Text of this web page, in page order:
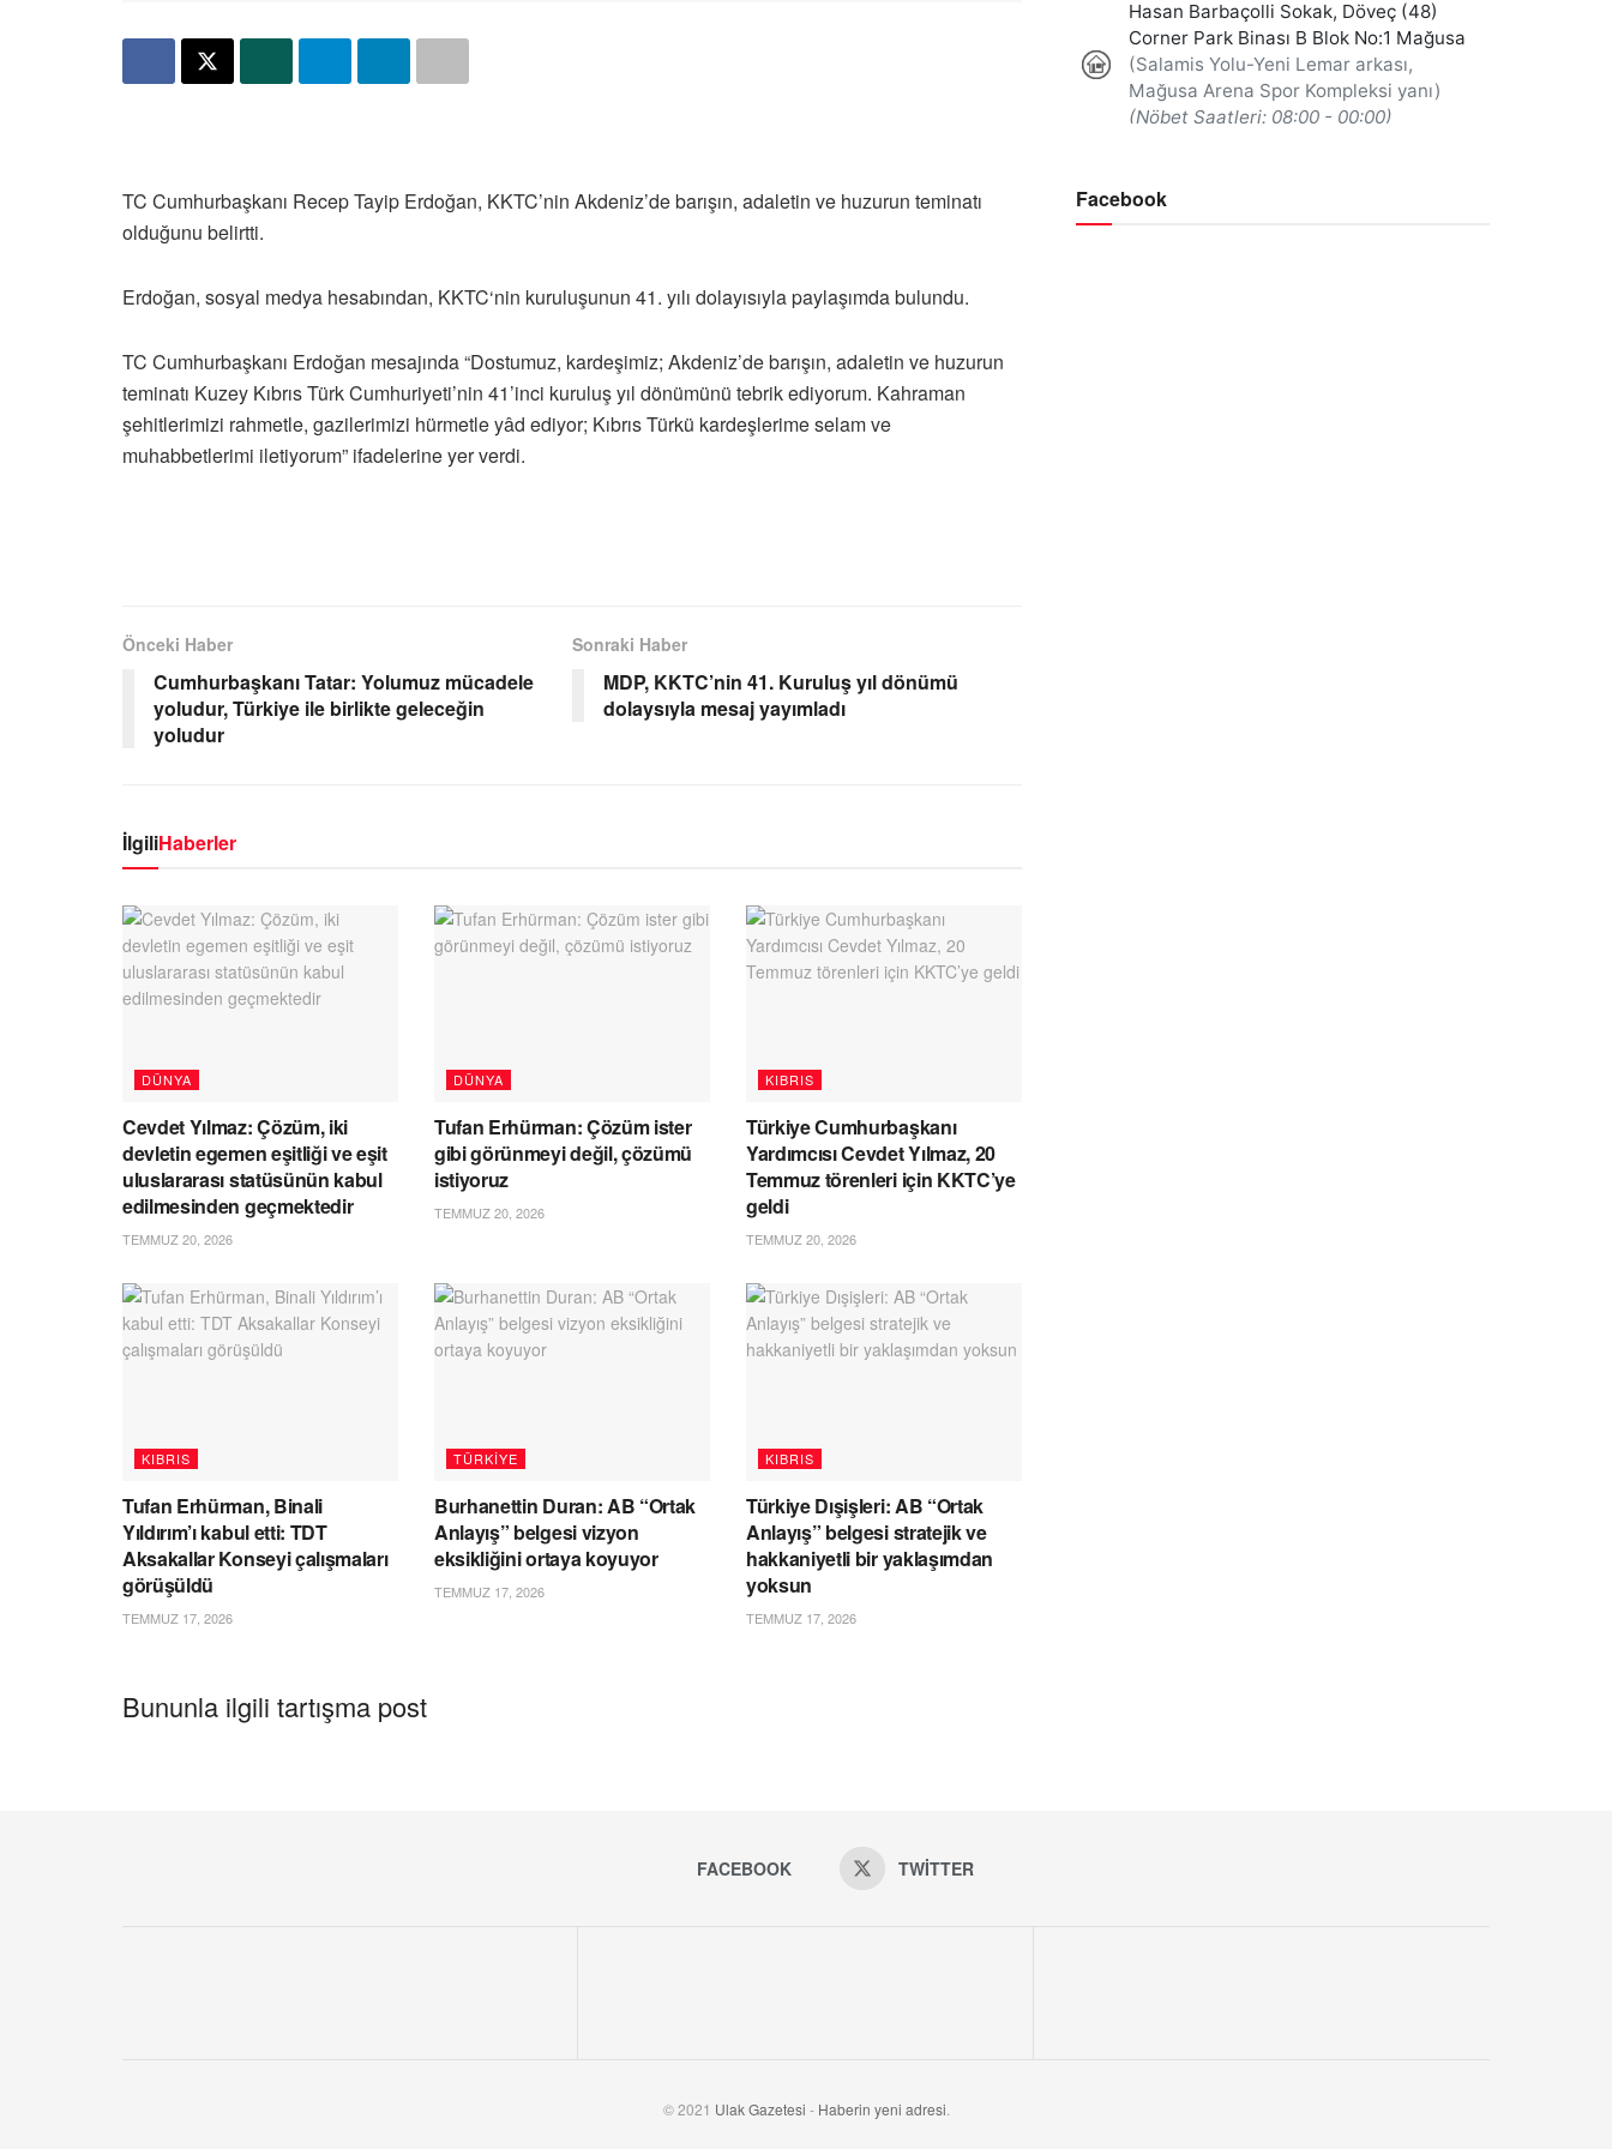
TC Cumhurbaşkanı Recep Tayip Erdoğan, KKTC’nin Akdeniz’de barışın, adaletin ve huzurun teminatı
olduğunu belirtti.
Erdoğan, sosyal medya hesabından, KKTC‘nin kuruluşunun 41. yılı dolayısıyla paylaşımda bulundu.
TC Cumhurbaşkanı Erdoğan mesajında “Dostumuz, kardeşimiz; Akdeniz’de barışın, adaletin ve huzurun
teminatı Kuzey Kıbrıs Türk Cumhuriyeti’nin 41’inci kuruluş yıl dönümünü tebrik ediyorum. Kahraman
şehitlerimizi rahmetle, gazilerimizi hürmetle yâd ediyor; Kıbrıs Türkü kardeşlerime selam ve
muhabbetlerimi iletiyorum” ifadelerine yer verdi.
Önceki Haber
Cumhurbaşkanı Tatar: Yolumuz mücadele
yoludur, Türkiye ile birlikte geleceğin
yoludur
Sonraki Haber
MDP, KKTC’nin 41. Kuruluş yıl dönümü
dolaysıyla mesaj yayımladı
İlgiliHaberler
DÜNYA
Cevdet Yılmaz: Çözüm, iki
devletin egemen eşitliği ve eşit
uluslararası statüsünün kabul
edilmesinden geçmektedir
TEMMUZ 20, 2026
DÜNYA
Tufan Erhürman: Çözüm ister
gibi görünmeyi değil, çözümü
istiyoruz
TEMMUZ 20, 2026
KIBRIS
Türkiye Cumhurbaşkanı
Yardımcısı Cevdet Yılmaz, 20
Temmuz törenleri için KKTC’ye
geldi
TEMMUZ 20, 2026
KIBRIS
Tufan Erhürman, Binali
Yıldırım’ı kabul etti: TDT
Aksakallar Konseyi çalışmaları
görüşüldü
TEMMUZ 17, 2026
TÜRKIYE
Burhanettin Duran: AB “Ortak
Anlayış” belgesi vizyon
eksikliğini ortaya koyuyor
TEMMUZ 17, 2026
KIBRIS
Türkiye Dışişleri: AB “Ortak
Anlayış” belgesi stratejik ve
hakkaniyetli bir yaklaşımdan
yoksun
TEMMUZ 17, 2026
Bununla ilgili tartışma post
Facebook
FACEBOOK TWITTER
© 2021 Ulak Gazetesi - Haberin yeni adresi.